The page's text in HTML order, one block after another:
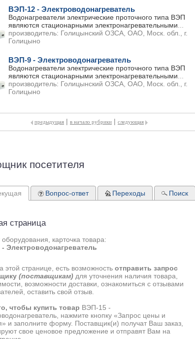
ВЭП-12 - Электроводонагреватель
Водонагреватели электрические проточного типа ВЭП
являются стационарными электронагревательными
производитель: Голицынский ОЗСА, ОАО, Моск. обл., г.
Голицыно
ВЭП-9 - Электроводонагреватель
Водонагреватели электрические проточного типа ВЭП
являются стационарными электронагревательными
производитель: Голицынский ОЗСА, ОАО, Моск. обл., г.
Голицыно
предыдущая | в начало рубрики | следующая
посетителя
страница
оборудования, карточка товара:
Электроводонагреватель
этой странице, есть возможность отправить запрос
(поставщикам) для уточнения наличия товара,
возможности доставки, ознакомиться с отзывами
оставить свой отзыв.
чтобы купить товар ВЭП-15 -
нажмите кнопку «Запрос цены и
и заполните форму. Поставщик(и) получат Ваш заказ,
свое ценовое предложение и отправят Вам на
Вопрос-ответ Переходы Поиск